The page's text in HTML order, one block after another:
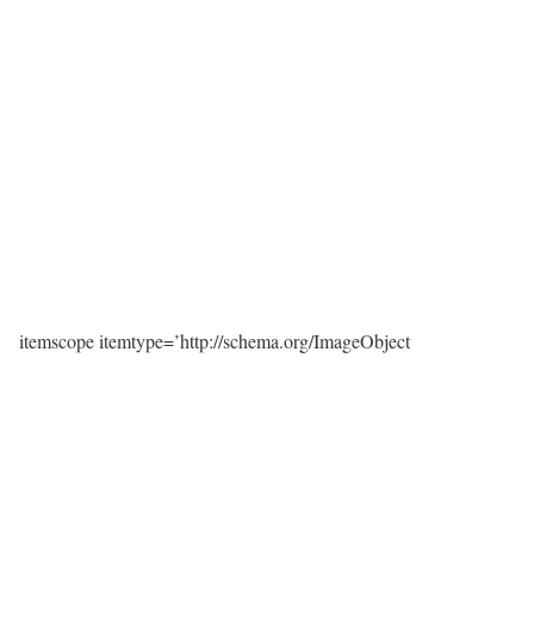
itemscope itemtype=’http://schema.org/ImageObject